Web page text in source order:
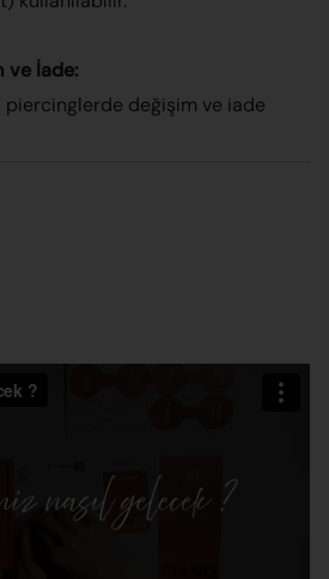
ve İade:
piercinglerde değişim ve iade